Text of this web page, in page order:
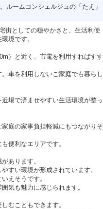
ルームコンシェルジュの「たえ」
街としての穏やかさと、生活利便
境です。
）と近く、市電を利用すればすす
車を利用しないご家庭でも暮らし
場で済ませやすい生活環境が整っ
庭の家事負担軽減にもつながりそ
便利なエリアです。
あります。
すい環境が形成されています。
えそうです。
気も魅力に感じられます。
むこともできます。